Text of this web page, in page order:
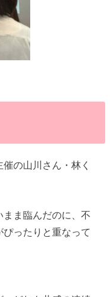
の山川さん・林く
ま臨んだのに、不
ったりと重なって